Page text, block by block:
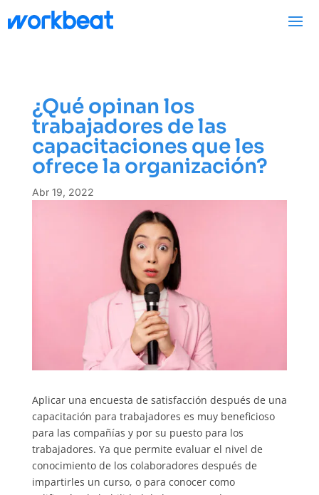
¿Qué opinan los
trabajadores de las
capacitaciones que les
ofrece la organización?
Abr 19, 2022
Aplicar una encuesta de satisfacción después de una
capacitación para trabajadores es muy beneficioso
para las compañías y por su puesto para los
trabajadores. Ya que permite evaluar el nivel de
conocimiento de los colaboradores después de
impartirles un curso, o para conocer como